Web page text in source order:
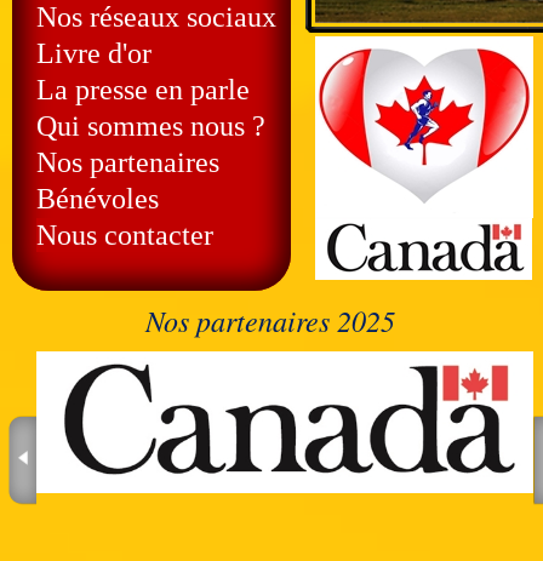
Nos réseaux sociaux
Livre d'or
La presse en parle
Qui sommes nous ?
Nos partenaires
Bénévoles
Nous contacter
Nos partenaires 2025